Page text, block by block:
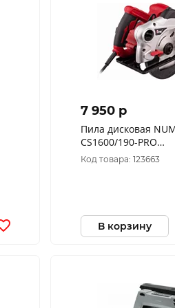
7 950 p
Пила дисковая
CS1600/190-PRO
(190мм,1600Вт,65мм
глуб.пропила)
Код товара: 123663
В корзину